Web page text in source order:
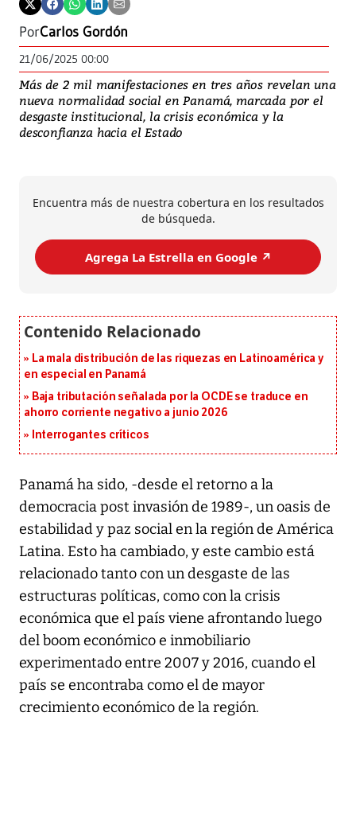
PorCarlos Gordón
21/06/2025 00:00
Más de 2 mil manifestaciones en tres años revelan una
nueva normalidad social en Panamá, marcada por el
desgaste institucional, la crisis económica y la
desconfianza hacia el Estado
Encuentra más de nuestra cobertura en los resultados
de búsqueda.
Agrega La Estrella en Google ↗️
La mala distribución de las riquezas en Latinoamérica y
en especial en Panamá
Baja tributación señalada por la OCDE se traduce en
ahorro corriente negativo a junio 2026
Interrogantes críticos
Panamá ha sido, -desde el retorno a la
democracia post invasión de 1989-, un oasis de
estabilidad y paz social en la región de América
Latina. Esto ha cambiado, y este cambio está
relacionado tanto con un desgaste de las
estructuras políticas, como con la crisis
económica que el país viene afrontando luego
del boom económico e inmobiliario
experimentado entre 2007 y 2016, cuando el
país se encontraba como el de mayor
crecimiento económico de la región.